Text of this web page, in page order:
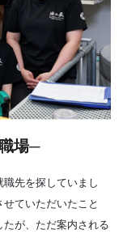
場─
先を探していまし
ていただいたこと
が、ただ案内される